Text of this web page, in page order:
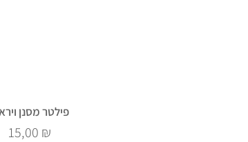
פילטר מסנן
Prix
15,00 ₪